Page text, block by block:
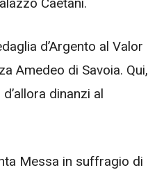
d’Argento al Valor
Amedeo di Savoia. Qui,
dinanzi al
Messa in suffragio di